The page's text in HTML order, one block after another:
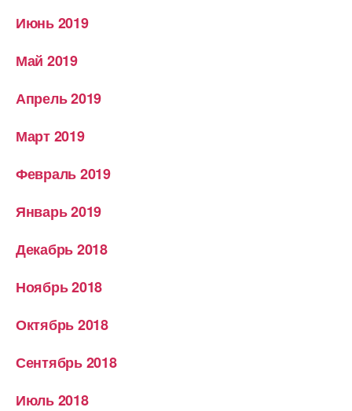
Июнь 2019
Май 2019
Апрель 2019
Март 2019
Февраль 2019
Январь 2019
Декабрь 2018
Ноябрь 2018
Октябрь 2018
Сентябрь 2018
Июль 2018